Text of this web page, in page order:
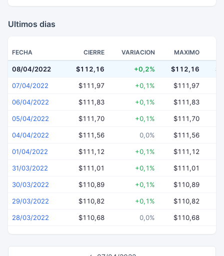
Ultimos dias
FECHA CIERRE VARIACION MAXIMO
08/04/2022 $112,16 +0,2% $112,16
07/04/2022 $111,97 +0,1% $111,97
06/04/2022 $111,83 +0,1% $111,83
05/04/2022 $111,70 +0,1% $111,70
04/04/2022 $111,56 0,0% $111,56
01/04/2022 $111,12 +0,1% $111,12
31/03/2022 $111,01 +0,1% $111,01
30/03/2022 $110,89 +0,1% $110,89
29/03/2022 $110,82 +0,1% $110,82
28/03/2022 $110,68 0,0% $110,68